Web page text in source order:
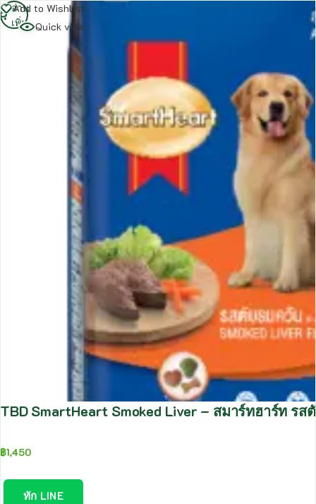
Add to Wishlist
Quick view
TBD SmartHeart Smoked Liver – สมาร์ทฮาร์ท ร
฿1,450
ทัก LINE
อ่าน
เพิ่ม